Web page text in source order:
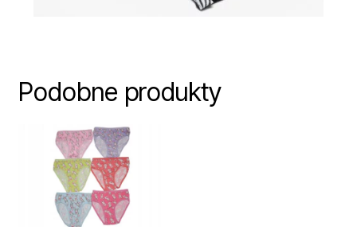
Podobne produkty